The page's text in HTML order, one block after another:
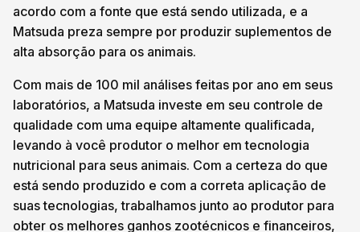
acordo com a fonte que está sendo utilizada, e a
Matsuda preza sempre por produzir suplementos de
alta absorção para os animais.
Com mais de 100 mil análises feitas por ano em seus
laboratórios, a Matsuda investe em seu controle de
qualidade com uma equipe altamente qualificada,
levando à você produtor o melhor em tecnologia
nutricional para seus animais. Com a certeza do que
está sendo produzido e com a correta aplicação de
suas tecnologias, trabalhamos junto ao produtor para
obter os melhores ganhos zootécnicos e financeiros,